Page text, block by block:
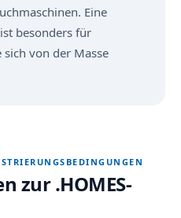
Eine
besonders für
von der Masse
zur .HOMES-